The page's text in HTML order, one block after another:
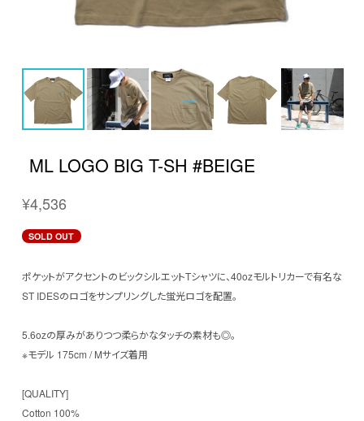
ML LOGO BIG T-SH #BEIGE
¥4,536
SOLD OUT
ポケットがアクセントのビックシルエットTシャツに、40ozモルトリカーで有名な
ST IDESのロゴをサンプリングした蛍光ロゴを配置。
5.6ozの厚みがありつつ柔らかなタッチの素材も◎。
※モデル 175cm / Mサイズ着用
[QUALITY]
Cotton 100%